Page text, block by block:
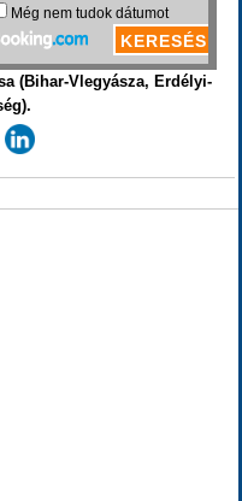
(Bihar-Vlegyásza, Erdélyi-